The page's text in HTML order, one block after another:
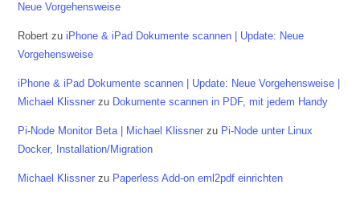
Neue Vorgehensweise
Robert zuiPhone & iPad Dokumente scannen | Update: Neue
Vorgehensweise
iPhone & iPad Dokumente scannen | Update: Neue Vorgehensweise |
Michael Klissner zu Dokumente scannen in PDF, mit jedem Handy
Pi-Node Monitor Beta | Michael Klissner zu Pi-Node unter Linux
Docker, Installation/Migration
Michael Klissner zu Paperless Add-on eml2pdf einrichten